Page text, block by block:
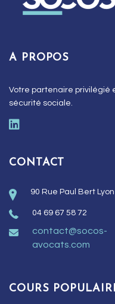
A PROPOS
Votre partenaire privilégié
sécurité sociale.
CONTACT
90 Rue Paul Bert
04 69 67 58 72
contact@socos-
avocats.com
COURS